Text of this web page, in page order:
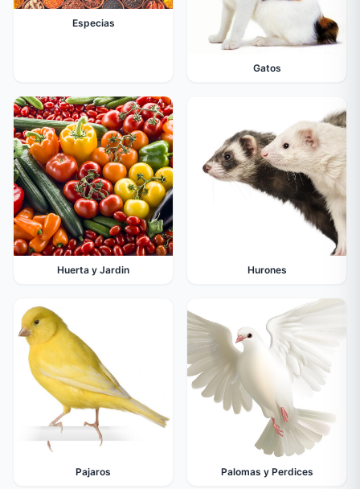
Especias
Gatos
Huerta y Jardin Hurones
Pajaros Palomas y Perdices